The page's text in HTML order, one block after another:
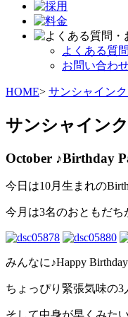
よくある質問
お問い合わ
HOME> サンシャイン
サンシャイン
October ♪Birthday
今日は10月生まれの
今月は3名のおともだ
みんなに♪Happy
ちょっぴり緊張気味の3